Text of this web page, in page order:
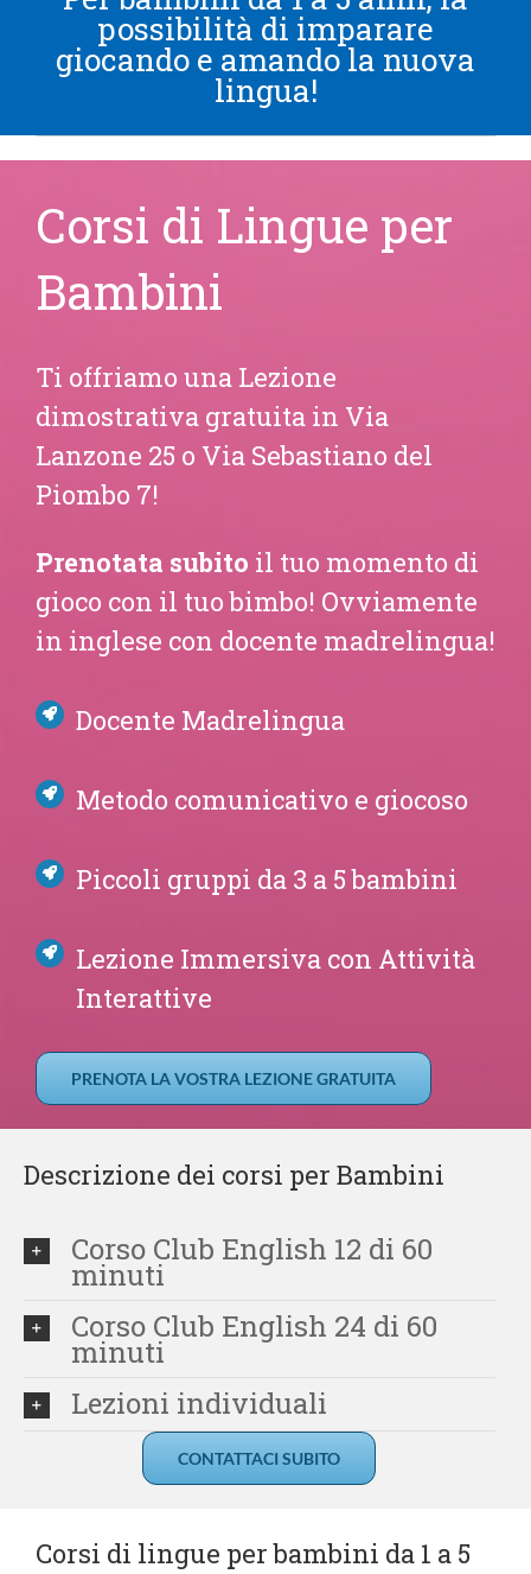
Corsi di Lingue per
Bambini
Ti offriamo una Lezione
dimostrativa gratuita in Via
Lanzone 25 o Via Sebastiano del
Piombo 7!
Prenotata subito il tuo momento di
gioco con il tuo bimbo! Ovviamente
in inglese con docente madrelingua!
Docente Madrelingua
Metodo comunicativo e giocoso
Piccoli gruppi da 3 a 5 bambini
Lezione Immersiva con Attività
Interattive
PRENOTA LA VOSTRA LEZIONE GRATUITA
Descrizione dei corsi per Bambini
Corso Club English 12 di 60
minuti
Corso Club English 24 di 60
minuti
Lezioni individuali
CONTATTACI SUBITO
Corsi di lingue per bambini da 1 a 5